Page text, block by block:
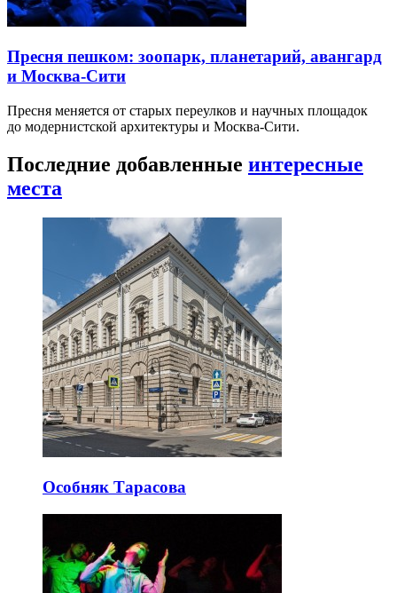
Пресня пешком: зоопарк, планетарий, авангард
и Москва-Сити
Пресня меняется от старых переулков и научных площадок
до модернистской архитектуры и Москва-Сити.
Последние добавленные интересные
места
Особняк Тарасова